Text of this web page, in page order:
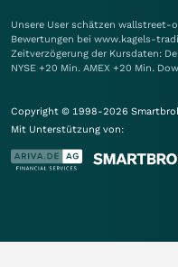
Unsere User schätzen wallstreet-
Bewertungen bei www.kagels-
Zeitverzögerung der Kursdaten:
NYSE +20 Min. AMEX +20 Min.
Copyright © 1998-2026
Mit Unterstützung von: